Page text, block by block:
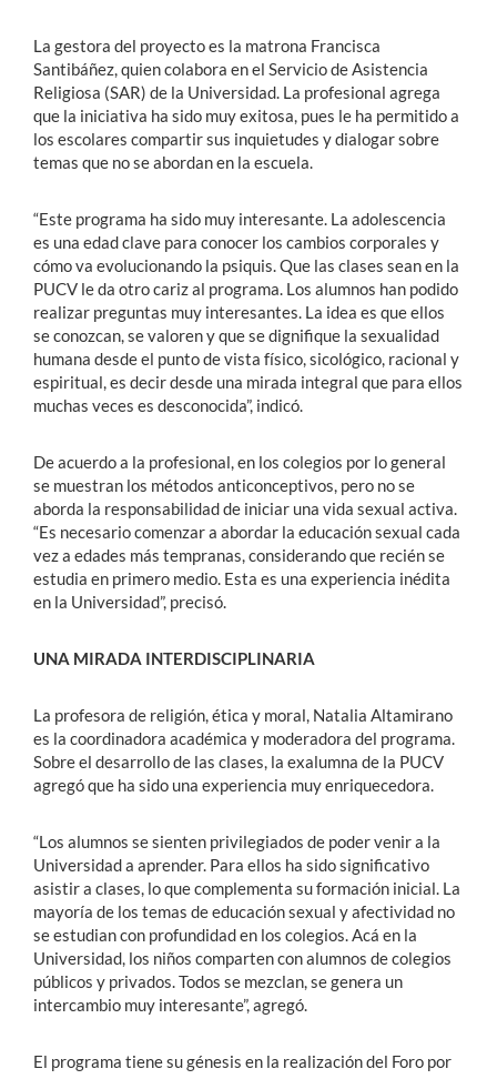
La gestora del proyecto es la matrona Francisca
Santibáñez, quien colabora en el Servicio de Asistencia
Religiosa (SAR) de la Universidad. La profesional agrega
que la iniciativa ha sido muy exitosa, pues le ha permitido a
los escolares compartir sus inquietudes y dialogar sobre
temas que no se abordan en la escuela.
“Este programa ha sido muy interesante. La adolescencia
es una edad clave para conocer los cambios corporales y
cómo va evolucionando la psiquis. Que las clases sean en la
PUCV le da otro cariz al programa. Los alumnos han podido
realizar preguntas muy interesantes. La idea es que ellos
se conozcan, se valoren y que se dignifique la sexualidad
humana desde el punto de vista físico, sicológico, racional y
espiritual, es decir desde una mirada integral que para ellos
muchas veces es desconocida”, indicó.
De acuerdo a la profesional, en los colegios por lo general
se muestran los métodos anticonceptivos, pero no se
aborda la responsabilidad de iniciar una vida sexual activa.
“Es necesario comenzar a abordar la educación sexual cada
vez a edades más tempranas, considerando que recién se
estudia en primero medio. Esta es una experiencia inédita
en la Universidad”, precisó.
UNA MIRADA INTERDISCIPLINARIA
La profesora de religión, ética y moral, Natalia Altamirano
es la coordinadora académica y moderadora del programa.
Sobre el desarrollo de las clases, la exalumna de la PUCV
agregó que ha sido una experiencia muy enriquecedora.
“Los alumnos se sienten privilegiados de poder venir a la
Universidad a aprender. Para ellos ha sido significativo
asistir a clases, lo que complementa su formación inicial. La
mayoría de los temas de educación sexual y afectividad no
se estudian con profundidad en los colegios. Acá en la
Universidad, los niños comparten con alumnos de colegios
públicos y privados. Todos se mezclan, se genera un
intercambio muy interesante”, agregó.
El programa tiene su génesis en la realización del Foro por